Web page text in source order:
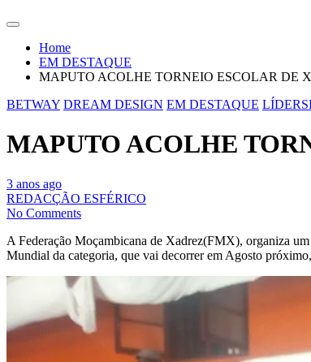
Home
EM DESTAQUE
MAPUTO ACOLHE TORNEIO ESCOLAR DE
BETWAY DREAM DESIGN EM DESTAQUE
MAPUTO ACOLHE
3 anos ago
REDACÇÃO ESFÉRICO
No Comments
A Federação Moçambicana de Xadrez(FMX), organiza
Mundial da categoria, que vai decorrer em Agosto